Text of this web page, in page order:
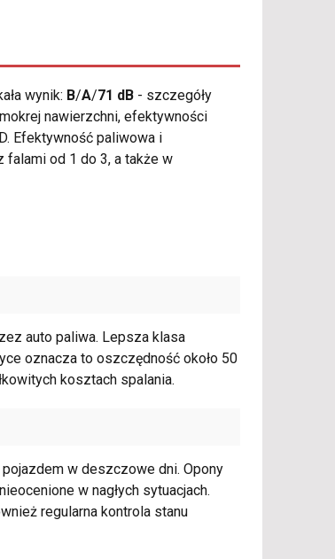
wynik: B/A/71 dB - szczegóły
nawierzchni, efektywności
Efektywność paliwowa i
falami od 1 do 3, a także w
auto paliwa. Lepsza klasa
oznacza to oszczędność około 50
kosztach spalania.
w deszczowe dni. Opony
w nagłych sytuacjach.
regularna kontrola stanu